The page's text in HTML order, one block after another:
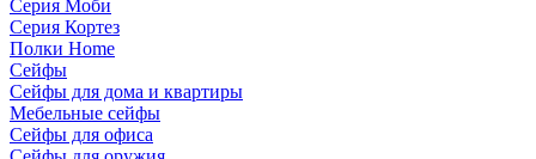
Серия Моби
Серия Кортез
Полки Home
Сейфы
Сейфы для дома и квартиры
Мебельные сейфы
Сейфы для офиса